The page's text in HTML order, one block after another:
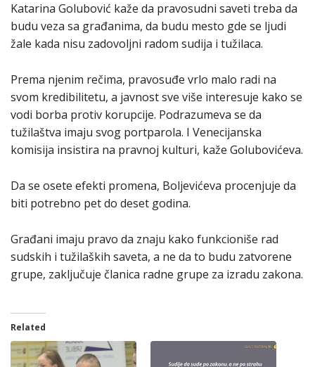
Katarina Golubović kaže da pravosudni saveti treba da
budu veza sa građanima, da budu mesto gde se ljudi
žale kada nisu zadovoljni radom sudija i tužilaca.
Prema njenim rečima, pravosuđe vrlo malo radi na
svom kredibilitetu, a javnost sve više interesuje kako se
vodi borba protiv korupcije. Podrazumeva se da
tužilaštva imaju svog portparola. I Venecijanska
komisija insistira na pravnoj kulturi, kaže Golubovićeva.
Da se osete efekti promena, Boljevićeva procenjuje da
biti potrebno pet do deset godina.
Građani imaju pravo da znaju kako funkcioniše rad
sudskih i tužilaških saveta, a ne da to budu zatvorene
grupe, zaključuje članica radne grupe za izradu zakona.
Related